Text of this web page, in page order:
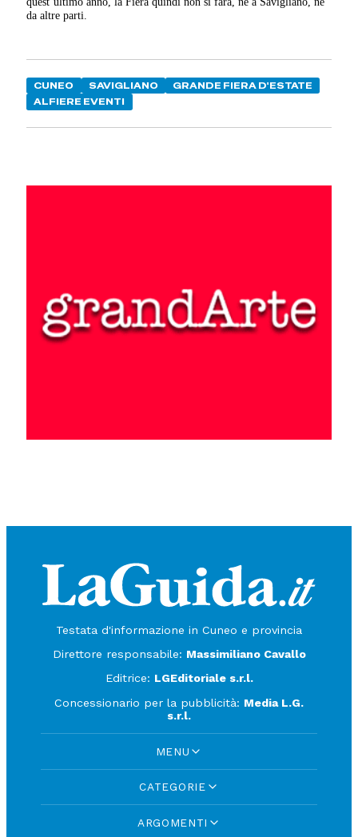
da altre parti.
CUNEO SAVIGLIANO
GRANDE FIERA D'ESTATE
ALFIERE EVENTI
Testata d'informazione in Cuneo e provincia
Direttore responsabile: Massimiliano Cavallo
Editrice: LGEditoriale s.r.l.
Concessionario per la pubblicità: Media L.G.
s.r.l.
MENU
CATEGORIE
ARGOMENTI